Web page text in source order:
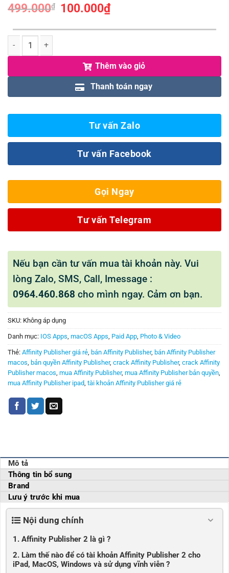
499.000₫
Giá
gốc
499.000₫.
100.000₫Giá
hiện
là:
Thêm vào giỏ
Thanh toán ngay
Tư vấn Zalo
Tư vấn Facebook
Gọi Ngay
Tư vấn Telegram
Nếu bạn cần tư vấn mua tài khoản này. Vui
lòng Zalo, SMS, Call, Imessage :
0964.460.868 cho mình ngay. Cảm ơn bạn.
SKU: Không áp dụng
Danh mục: IOS Apps macOS Apps Paid App Photo & Video
Thẻ: Affinity Publisher giá rẻ bán Affinity Publisher, bán Affinity Publisher
macos bản quyền Affinity Publisher, crack Affinity Publisher, crack Affinity
Publisher macos mua Affinity Publisher, mua Affinity Publisher bản quyền
mua Affinity Publisher ipad tài khoản Affinity Publisher giá rẻ
Mô tả
Thông tin bổ sung
Brand
Lưu ý trước khi mua
Nội dung chính
1. Affinity Publisher 2 là gì ?
2. Làm thế nào để có tài khoản Affinity Publisher 2 cho
iPad, MacOS, Windows và sử dụng vĩnh viễn ?